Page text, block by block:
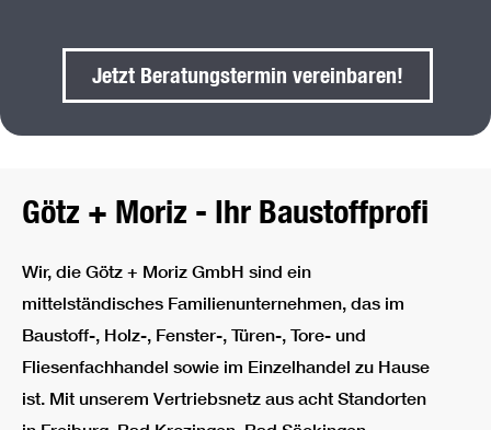
Jetzt Beratungstermin vereinbaren!
Jetzt Beratungstermin
Götz + Moriz - Ihr Baustoffprofi
Wir, die Götz + Moriz GmbH sind ein
mittelständisches Familienunternehmen, das im
Baustoff-, Holz-, Fenster-, Türen-, Tore- und
Fliesenfachhandel sowie im Einzelhandel zu Hause
ist. Mit unserem Vertriebsnetz aus acht Standorten